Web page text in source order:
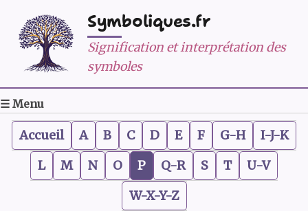
Symboliques.fr
Signification et interprétation des
symboles
☰ Menu
Accueil A B C D E F G-H
I-J-K
L
M N O P Q-R S T
U-V
W-X-Y-Z